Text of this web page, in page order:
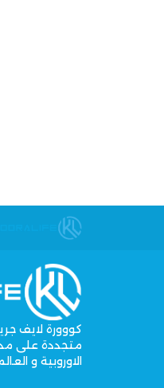
كووورة لايف
متجددة على
الاوروبية و